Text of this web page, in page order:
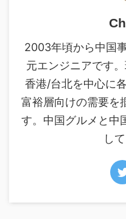
2003年頃から中国
元エンジニアです
香港/台北を中心に
富裕層向けの需要を
す。中国グルメと中
し